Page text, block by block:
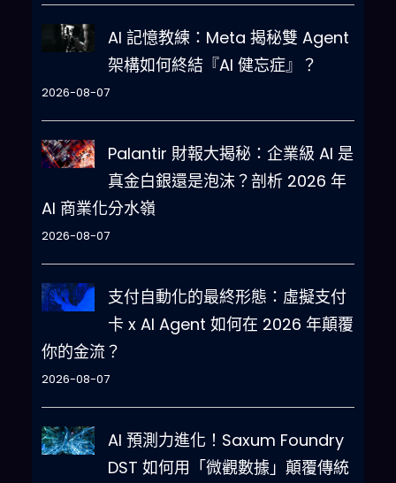
AI 記憶教練：Meta 揭秘雙 Agent
架構如何終結『AI 健忘症』？
2026-08-07
Palantir 財報大揭秘：企業級 AI 是
真金白銀還是泡沫？剖析 2026 年
AI 商業化分水嶺
2026-08-07
支付自動化的最終形態：虛擬支付
卡 x AI Agent 如何在 2026 年顛覆
你的金流？
2026-08-07
AI 預測力進化！Saxum Foundry
DST 如何用「微觀數據」顛覆傳統